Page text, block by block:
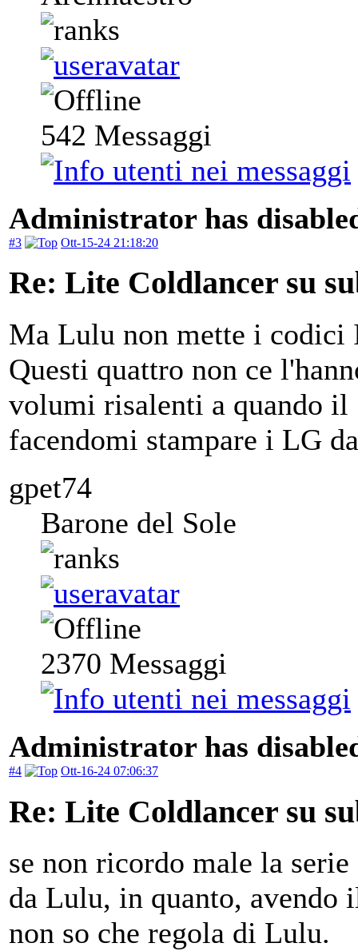
542 Messaggi
Administrator has
#3 Ott-15-24 21:18:20
Re: Lite Coldlancer su
Ma Lulu non mette i
Questi quattro non ce
volumi risalenti a quando
facendomi stampare i LG
gpet74
Barone del Sole
2370 Messaggi
Administrator has
#4 Ott-16-24 07:06:37
Re: Lite Coldlancer su
se non ricordo male la
da Lulu, in quanto, avendo
non so che regola di Lulu.